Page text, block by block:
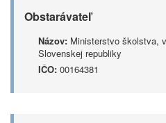
Obstarávateľ
Názov: Ministerstvo školstva,
Slovenskej republiky
IČO: 00164381